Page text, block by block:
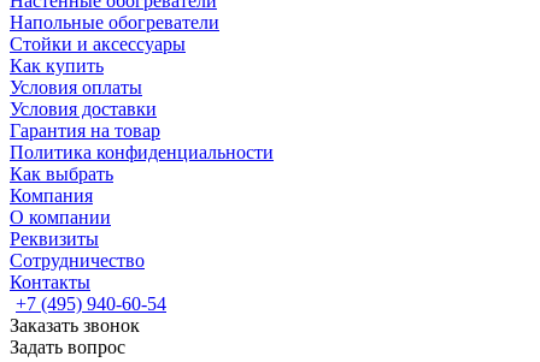
Напольные обогреватели
Стойки и аксессуары
Как купить
Условия оплаты
Условия доставки
Гарантия на товар
Политика конфиденциальности
Как выбрать
Компания
О компании
Реквизиты
Сотрудничество
Контакты
+7 (495) 940-60-54
Заказать звонок
Задать вопрос